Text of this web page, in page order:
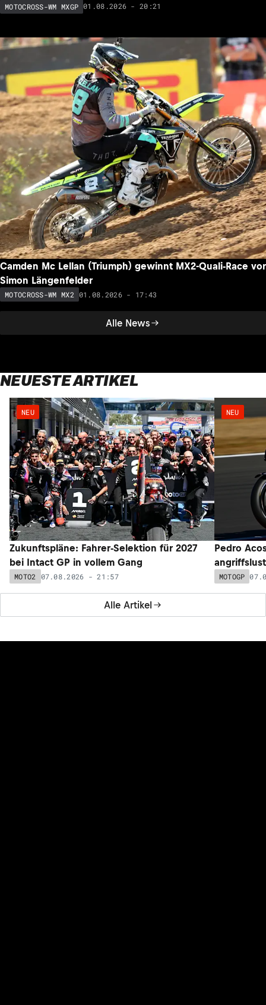
Alle News
MOTOCROSS-WM MXGP 01.08.2026 - 20:21
Camden Mc Lellan (Triumph) gewinnt MX2-Quali-Race vor
Simon Längenfelder
MOTOCROSS-WM MX2 01.08.2026 - 17:43
NEUESTE ARTIKEL
Alle Artikel
NEU
Zukunftspläne: Fahrer-Selektion für 2027
bei Intact GP in vollem Gang
MOTO2 07.08.2026 - 21:57
NEU
Pedro
MOTOGP